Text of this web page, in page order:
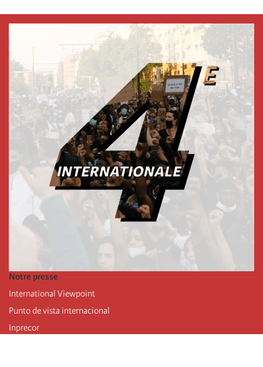
Notre presse
International Viewpoint
Punto de vista internacional
Inprecor